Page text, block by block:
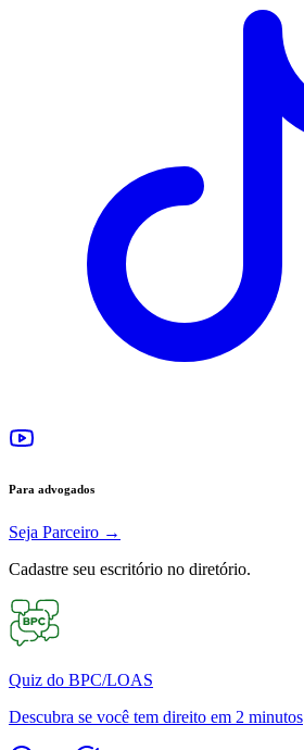
Para advogados
Seja Parceiro →
Cadastre seu escritório no diretório.
Quiz do BPC/LOAS
Descubra se você tem direito em 2 minutos